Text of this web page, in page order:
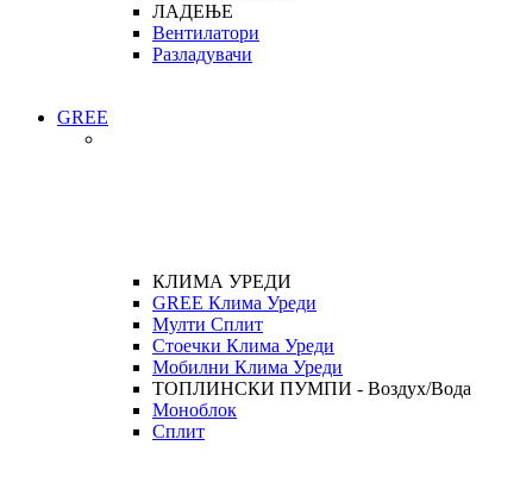
ЛАДЕЊЕ
Вентилатори
Разладувачи
GREE
КЛИМА УРЕДИ
GREE Клима Уреди
Мулти Сплит
Стоечки Клима Уреди
Мобилни Клима Уреди
ТОПЛИНСКИ ПУМПИ - Воздух/Вода
Моноблок
Сплит